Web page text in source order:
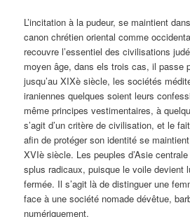
L’incitation à la pudeur, se maintient
canon chrétien oriental comme
recouvre l’essentiel des civilisations
moyen âge, dans els trois cas, il passe
jusqu’au XIXè siècle, les sociétés
iraniennes quelques soient leurs
même principes vestimentaires, à
s’agit d’un critère de civilisation, et le
afin de protéger son identité se
XVIè siècle. Les peuples d’Asie
splus radicaux, puisque le voile devient
fermée. Il s’agit là de distinguer une
face à une société nomade dévêtue,
numériquement.